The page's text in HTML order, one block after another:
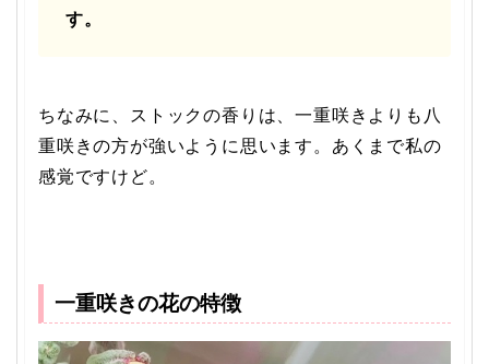
す。
ちなみに、ストックの香りは、一重咲きよりも八
重咲きの方が強いように思います。あくまで私の
感覚ですけど。
一重咲きの花の特徴